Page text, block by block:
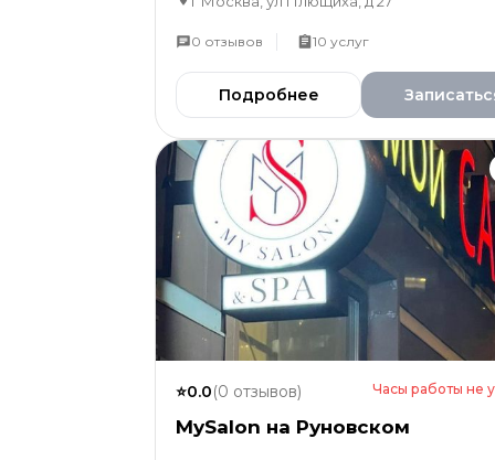
0 отзывов 10 услуг
Подробнее
⭐0.0(0 отзывов) Часы работы не
MySalon на Руновском